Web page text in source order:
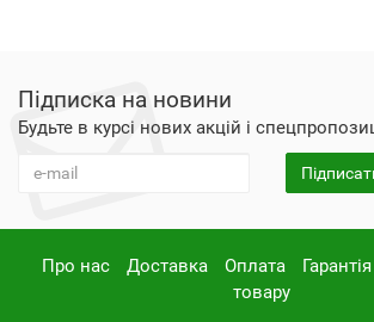
Підписка на новини
Будьте в курсі нових акцій і
Про нас Доставка Оплата Гарантія
товару